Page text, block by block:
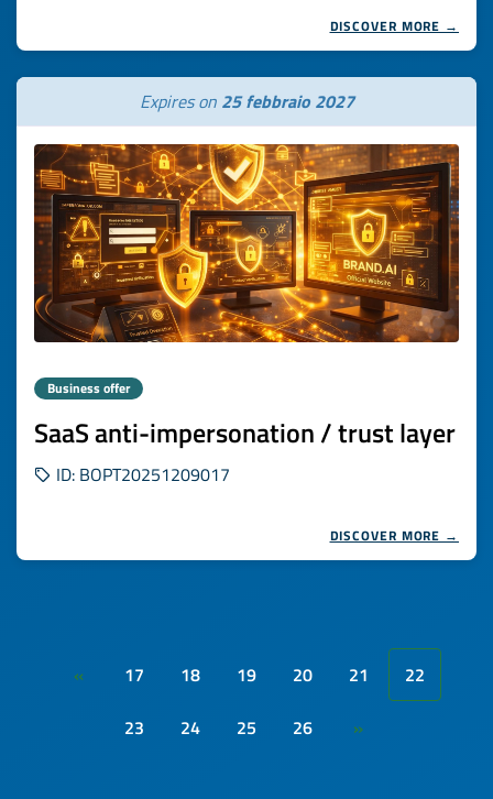
DISCOVER MORE →
Expires on 25 febbraio 2027
Business offer
SaaS anti-impersonation / trust layer
ID: BOPT20251209017
DISCOVER MORE →
« 17 18 19 20 21
22
23
24 25 26 »